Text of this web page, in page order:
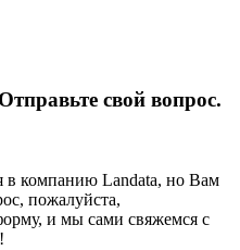
свой вопрос.
в компанию Landata, но Вам
пожалуйста,
и мы сами свяжемся с